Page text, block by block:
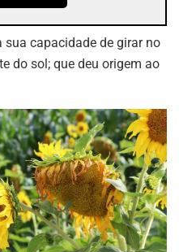
capacidade de girar no
do sol; que deu origem ao